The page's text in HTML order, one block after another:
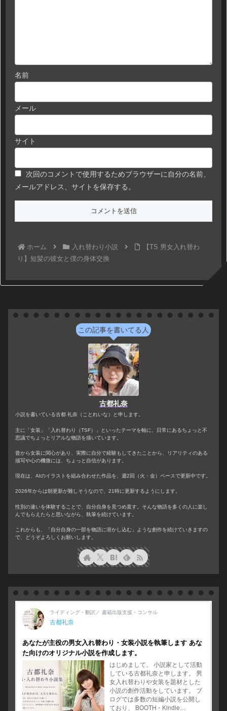
名前
メール
サイト
次回のコメントで使用するためブラウザーに自分の名前、
メールアドレス、サイトを保存する。
ホーム 入れ替わり小説
【TS 男女入れ替わ
り】短髪の彼女と僕の身体交換
この記事を書いてる人
古都礼奈
小説を書いている古都 礼奈（ことれいな）と申します。
主に「女装」「入れ替わり（TSF）」といったテーマを軸に、日常にあるちょっと不
思議でちょっとリアルな物語を描いています。
昔から女装に関心があり、実際に自分で経験もしてきたことから、リアリティのある
描写や心の機微には、ちょっと自信があります。
現在は、AIのイラストを組み合わせた作品を、週2回（火・金）ペースで更新中です。
2026年からは朝更新が難しそうなので、21時に更新するようにします。
性別の違いを体験することで、自分自身を見つめ直す。そんな物語を多くの人に楽し
んでもらえたらと思いながら、執筆を続けています。
これからも、「自分自身の一部を物語に溶かし込む」ような創作を続けていきますの
で、どうぞよろしくお願いします。